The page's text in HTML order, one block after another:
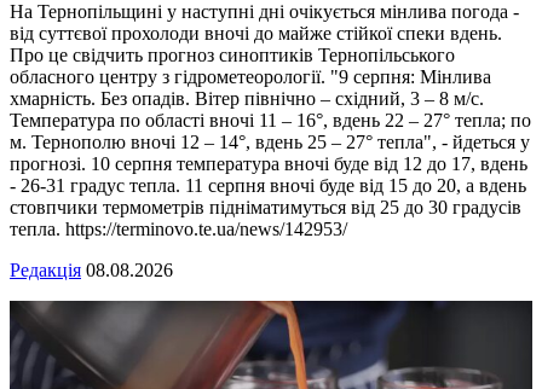
На Тернопільщині у наступні дні очікується мінлива погода -
від суттєвої прохолоди вночі до майже стійкої спеки вдень.
Про це свідчить прогноз синоптиків Тернопільського
обласного центру з гідрометеорології. "9 серпня: Мінлива
хмарність. Без опадів. Вітер північно – східний, 3 – 8 м/с.
Температура по області вночі 11 – 16°, вдень 22 – 27° тепла; по
м. Тернополю вночі 12 – 14°, вдень 25 – 27° тепла", - йдеться у
прогнозі. 10 серпня температура вночі буде від 12 до 17, вдень
- 26-31 градус тепла. 11 серпня вночі буде від 15 до 20, а вдень
стовпчики термометрів підніматимуться від 25 до 30 градусів
тепла. https://terminovo.te.ua/news/142953/
Редакція 08.08.2026